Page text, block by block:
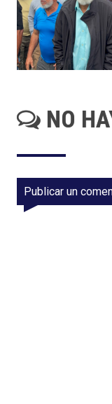
NO
Publicar un